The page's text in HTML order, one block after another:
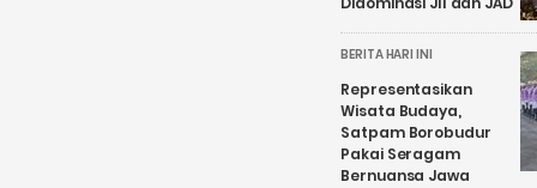
BERITA HARI INI
Representasikan
Wisata Budaya,
Satpam Borobudur
Pakai Seragam
Bernuansa Jawa